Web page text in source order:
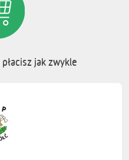
płacisz jak zwykle